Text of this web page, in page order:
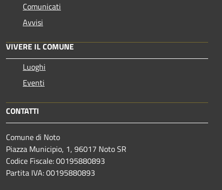
Comunicati
Avvisi
VIVERE IL COMUNE
Luoghi
Eventi
CONTATTI
Comune di Noto
Piazza Municipio, 1, 96017 Noto SR
Codice Fiscale: 00195880893
Partita IVA: 00195880893